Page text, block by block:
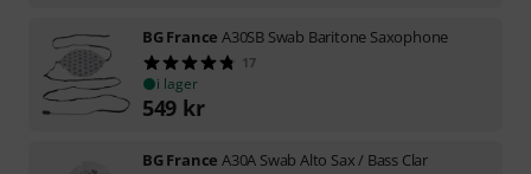
BG France A30SB Swab Baritone Saxophone
17
i lager
549 kr
BG France A30A Swab Alto Sax / Bass Clar